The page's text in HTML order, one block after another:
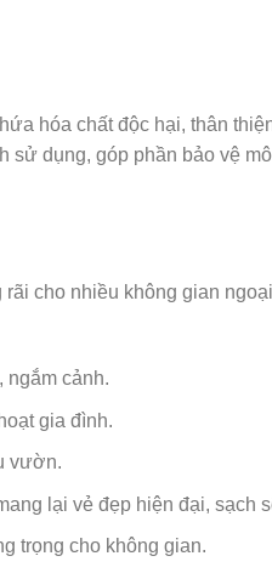
hóa chất độc hại, thân
sử dụng, góp phần bảo vệ
cho nhiều không gian
ngắm cảnh.
gia đình.
vườn.
lại vẻ đẹp hiện đại, sạch
trọng cho không gian.